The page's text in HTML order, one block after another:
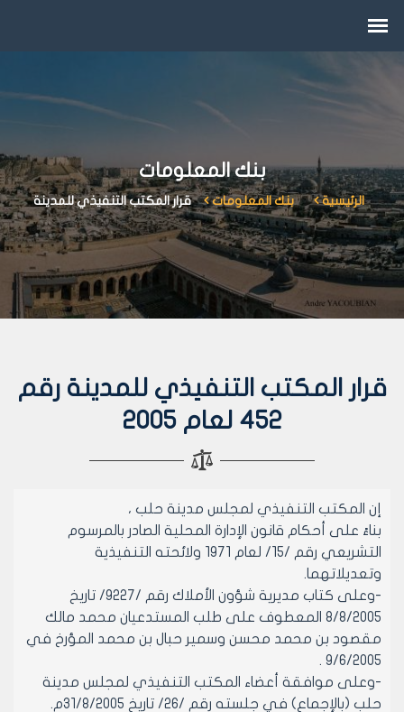
بنك المعلومات
الرئيسية بنك المعلومات قرار المكتب التنفيذي للمدينة
قرار المكتب التنفيذي للمدينة رقم
452 لعام 2005
إن المكتب التنفيذي لمجلس مدينة حلب ،
بناءً على أحكام قانون الإدارة المحلية الصادر بالمرسوم
التشريعي رقم /15/ لعام 1971 ولائحته التنفيذية
وتعديلاتهما.
-وعلى كتاب مديرية شؤون الأملاك رقم /9227/ تاريخ
8/8/2005 المعطوف على طلب المستدعيان محمد مالك
مقصود بن محمد محسن وسمير حبال بن محمد المؤرخ في
9/6/2005 .
-وعلى موافقة أعضاء المكتب التنفيذي لمجلس مدينة
حلب (بالإجماع) في جلسته رقم /26/ تاريخ 31/8/2005م.